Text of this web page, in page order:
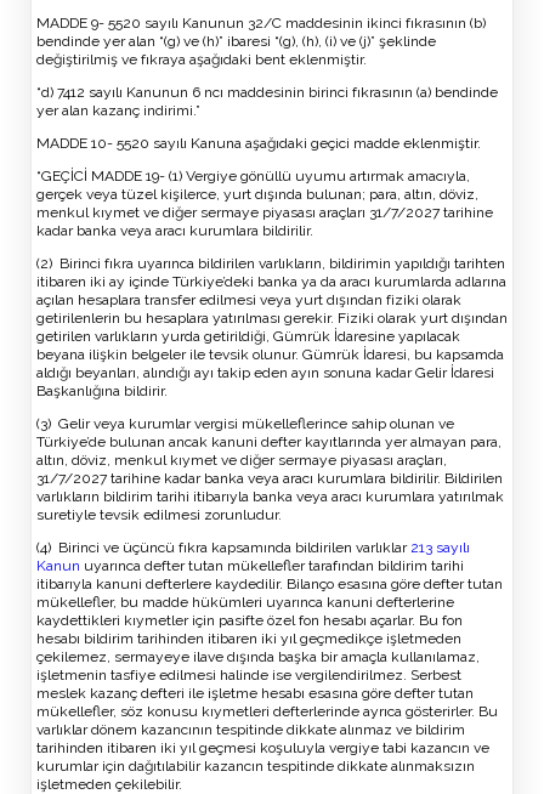
MADDE 9- 5520 sayılı Kanunun 32/C maddesinin ikinci fıkrasının (b)
bendinde yer alan “(g) ve (h)” ibaresi “(g), (h), (i) ve (j)” şeklinde
değiştirilmiş ve fıkraya aşağıdaki bent eklenmiştir.
“d) 7412 sayılı Kanunun 6 ncı maddesinin birinci fıkrasının (a) bendinde
yer alan kazanç indirimi.”
MADDE 10- 5520 sayılı Kanuna aşağıdaki geçici madde eklenmiştir.
“GEÇİCİ MADDE 19- (1) Vergiye gönüllü uyumu artırmak amacıyla,
gerçek veya tüzel kişilerce, yurt dışında bulunan; para, altın, döviz,
menkul kıymet ve diğer sermaye piyasası araçları 31/7/2027 tarihine
kadar banka veya aracı kurumlara bildirilir.
(2) Birinci fıkra uyarınca bildirilen varlıkların, bildirimin yapıldığı tarihten
itibaren iki ay içinde Türkiye’deki banka ya da aracı kurumlarda adlarına
açılan hesaplara transfer edilmesi veya yurt dışından fiziki olarak
getirilenlerin bu hesaplara yatırılması gerekir. Fiziki olarak yurt dışından
getirilen varlıkların yurda getirildiği, Gümrük İdaresine yapılacak
beyana ilişkin belgeler ile tevsik olunur. Gümrük İdaresi, bu kapsamda
aldığı beyanları, alındığı ayı takip eden ayın sonuna kadar Gelir İdaresi
Başkanlığına bildirir.
(3) Gelir veya kurumlar vergisi mükelleflerince sahip olunan ve
Türkiye’de bulunan ancak kanuni defter kayıtlarında yer almayan para,
altın, döviz, menkul kıymet ve diğer sermaye piyasası araçları,
31/7/2027 tarihine kadar banka veya aracı kurumlara bildirilir. Bildirilen
varlıkların bildirim tarihi itibarıyla banka veya aracı kurumlara yatırılmak
suretiyle tevsik edilmesi zorunludur.
(4) Birinci ve üçüncü fıkra kapsamında bildirilen varlıklar 213 sayılı
Kanun uyarınca defter tutan mükellefler tarafından bildirim tarihi
itibarıyla kanuni defterlere kaydedilir. Bilanço esasına göre defter tutan
mükellefler, bu madde hükümleri uyarınca kanuni defterlerine
kaydettikleri kıymetler için pasifte özel fon hesabı açarlar. Bu fon
hesabı bildirim tarihinden itibaren iki yıl geçmedikçe işletmeden
çekilemez, sermayeye ilave dışında başka bir amaçla kullanılamaz,
işletmenin tasfiye edilmesi halinde ise vergilendirilmez. Serbest
meslek kazanç defteri ile işletme hesabı esasına göre defter tutan
mükellefler, söz konusu kıymetleri defterlerinde ayrıca gösterirler. Bu
varlıklar dönem kazancının tespitinde dikkate alınmaz ve bildirim
tarihinden itibaren iki yıl geçmesi koşuluyla vergiye tabi kazancın ve
kurumlar için dağıtılabilir kazancın tespitinde dikkate alınmaksızın
işletmeden çekilebilir.